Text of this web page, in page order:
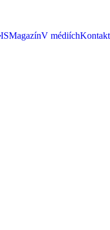
ISMagazínV médiíchKontakt